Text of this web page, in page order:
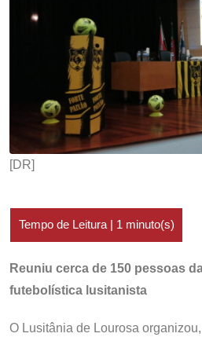
[DR]
Reuniu cerca de 150 pessoas
futebolística lusitanista
O Lusitânia de Lourosa